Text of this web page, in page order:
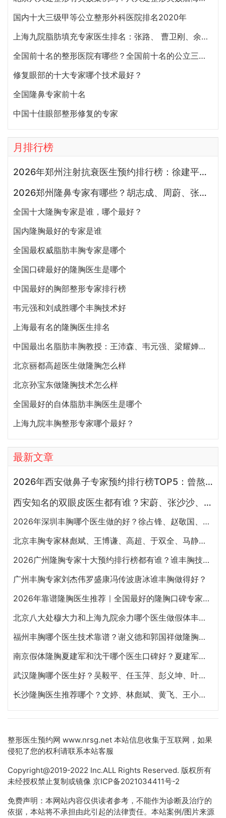
国内十大三级甲等公立整形外科医院排名2020年
上海九院脂肪填充专家医生排名：张路、 曹卫刚、余力（简介、案例、预约）
全国前十名的整形医院有哪些？全国前十名的公立三甲整形医院排名大全
修复眼部的十大专家哪个技术最好？
全国隆鼻专家前十名
中国十佳眼部整形修复的专家
月排行榜
2026年郑州注射抗衰医生预约排行榜：徐建平、张歌、赵永华、张婉霞、王妍芝、唐喜、李娟、朱怡梦哪个好？
2026郑州隆鼻专家有哪些？胡志成、周蔚、张海洋、王启立、张鹏、李冰谁做鼻子更好？
全国十大隆胸专家是谁，哪个最好？
国内隆胸最好的专家是谁
全国最权威脂肪丰胸专家是哪个
全国口碑最好的隆胸医生是哪个
中国最好的胸部整形专家排行榜
韦元强和刘成胜哪个丰胸技术好
上海最有名的隆胸医生排名
中国最出名脂肪丰胸教授：王沛森、韦元强、梁耀婵、侯泽民
北京丽都高超医生做隆胸怎么样
北京孙宝东做隆胸技术怎么样
全国最好的自体脂肪丰胸医生是哪个
上海九院丰胸整形专家哪个最好？
最新文章
2026年西安做鼻子专家预约排行榜TOP5：曾熬、霍玉旺、房志强、蒋立、刘宝军哪个更好？
西安知名的双眼皮医生都有谁？宋蔚、张沙沙、韩钰博、王璇、张文军谁做双眼皮更好？
2026年深圳丰胸哪个医生做的好？徐占锋、赵敬国、刘月更、罗志敏、廖祥钧、唐新辉谁隆胸技术好
北京丰胸专家林彪斌、王博谦、高超、于双全、马静谁做隆胸效果更好?
2026广州隆胸专家十大预约排行榜都有谁？谁丰胸技术好？
广州丰胸专家刘杰伟罗盛康冯传波唐冰谁丰胸做得好？
2026年靠谱隆胸医生推荐｜全国最好的隆胸口碑专家汇总
北京八大处穆大力和上海九院余力哪个医生做假体丰胸好？
福州丰胸哪个医生技术靠谱？谢义德和郭国祥做隆胸哪个好？
南京假体隆胸夏建军和沈干哪个医生口碑好？夏建军和沈干做丰胸谁技术更好？
武汉隆胸哪个医生好？吴毅平、任玉萍、彭义坤、叶子荣、葛海辉隆胸谁技术最好？
长沙隆胸医生推荐哪个？文婷、林彪斌、黄飞、王小朋、肖征刚谁隆胸技术好？
整形医生预约网 www.nrsg.net 本站信息收集于互联网，如果
侵犯了您的权利请联系本站客服
Copyright@2019-2022 Inc.ALL Rights Reserved. 版权所有
未经授权禁止复制或镜像 京ICP备2021034411号-2
免费声明：本网站内容仅供读者参考，不能作为诊断及治疗的
依据，本站将不承担由此引起的法律责任。本站案例/图片来源